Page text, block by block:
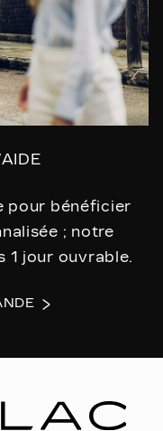
pour bénéficier
; notre
1 jour ouvrable.